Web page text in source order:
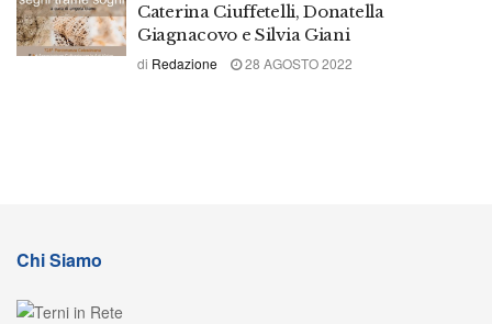
Caterina Ciuffetelli, Donatella
Giagnacovo e Silvia Giani
di Redazione 28 AGOSTO 2022
Chi Siamo